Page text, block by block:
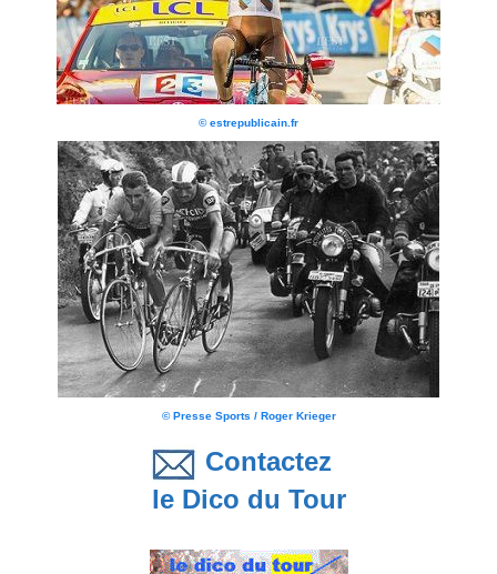
© estrepublicain.fr
© Presse Sports / Roger Krieger
Contactez
le Dico du Tour